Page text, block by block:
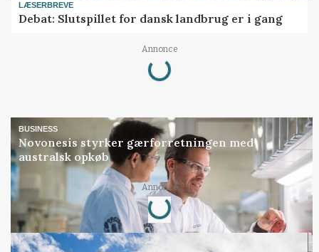
LÆSERBREVE
Debat: Slutspillet for dansk landbrug er i gang
Annonce
Loading...
BUSINESS
Novonesis styrker gærforretningen med
australsk opkøb
Annonce
Loading...